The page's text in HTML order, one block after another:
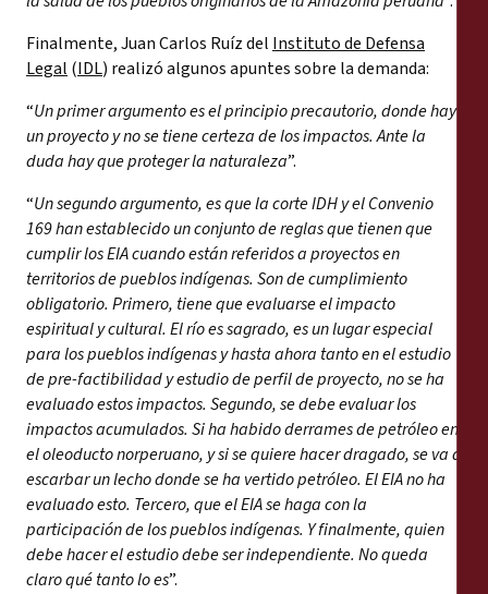
Finalmente, Juan Carlos Ruíz del Instituto de Defensa
Legal (IDL) realizó algunos apuntes sobre la demanda:
“Un primer argumento es el principio precautorio, donde hay
un proyecto y no se tiene certeza de los impactos. Ante la
duda hay que proteger la naturaleza”.
“Un segundo argumento, es que la corte IDH y el Convenio
169 han establecido un conjunto de reglas que tienen que
cumplir los EIA cuando están referidos a proyectos en
territorios de pueblos indígenas. Son de cumplimiento
obligatorio. Primero, tiene que evaluarse el impacto
espiritual y cultural. El río es sagrado, es un lugar especial
para los pueblos indígenas y hasta ahora tanto en el estudio
de pre-factibilidad y estudio de perfil de proyecto, no se ha
evaluado estos impactos. Segundo, se debe evaluar los
impactos acumulados. Si ha habido derrames de petróleo en
el oleoducto norperuano, y si se quiere hacer dragado, se va a
escarbar un lecho donde se ha vertido petróleo. El EIA no ha
evaluado esto. Tercero, que el EIA se haga con la
participación de los pueblos indígenas. Y finalmente, quien
debe hacer el estudio debe ser independiente. No queda
claro qué tanto lo es”.